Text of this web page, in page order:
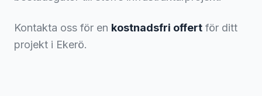
Kontakta oss för en kostnadsfri offert för ditt
projekt i Ekerö.